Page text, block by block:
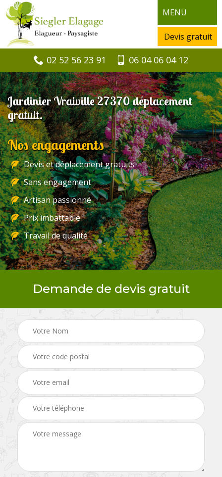
MENU
Devis gratuit
02 52 56 23 91 06 04 06 04 12
Jardinier Vraiville 27370 déplacement
gratuit.
Nos engagements
Devis et déplacement gratuits
Sans engagement
Artisan passionné
Prix imbattable
Travail de qualité
Demande de devis gratuit